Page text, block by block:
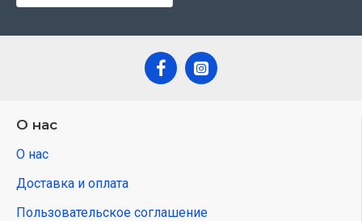
О нас
О нас
Доставка и оплата
Пользовательское соглашение